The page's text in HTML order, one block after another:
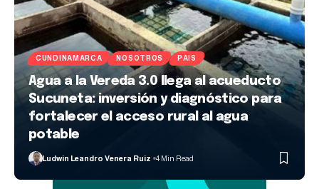
CUNDINAMARCA NOSOTROS PAIS
Agua a la Vereda 3.0 llega al acueducto
Sucuneta: inversión y diagnóstico para
fortalecer el acceso rural al agua
potable
Ludwin Leandro Venera Ruiz 4 Min Read